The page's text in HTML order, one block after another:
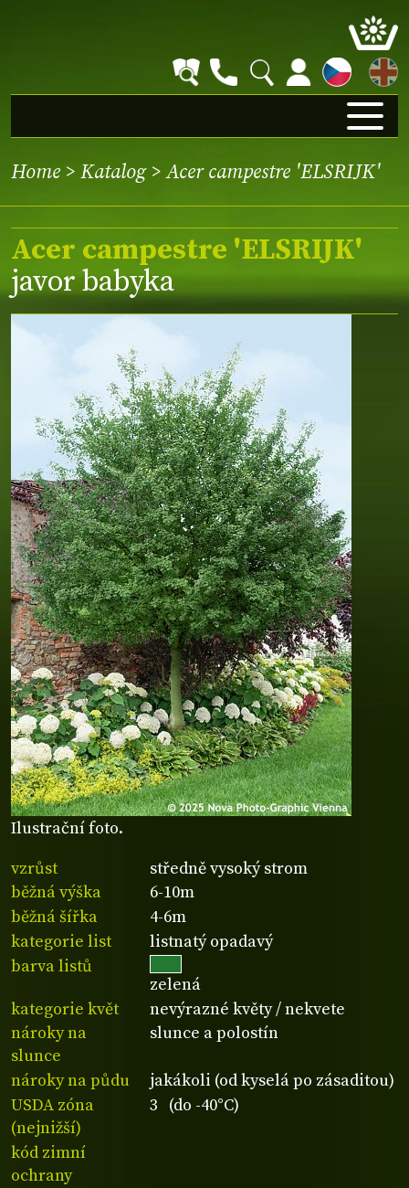
EN
Home > Katalog> Acer campestre 'ELSRIJK'
Ilustrační foto.
Acer campestre 'ELSRIJK'
javor babyka
vzrůst
středně vysoký strom
běžná výška
6-10m
běžná šířka
4-6m
kategorie list
listnatý opadavý
barva listů
zelená
kategorie květ
nevýrazné květy / nekvete
nároky na
slunce
slunce a polostín
nároky na půdu
jakákoli (od kyselá po zásaditou)
USDA zóna
(nejnižší)
3 (do -40°C)
kód zimní
ochrany